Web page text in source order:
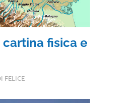
cartina fisica e
FELICE